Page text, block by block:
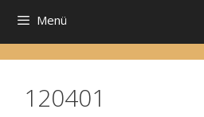
Menü
120401